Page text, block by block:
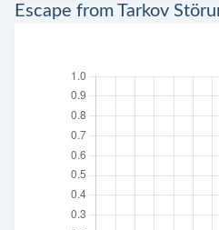
Escape from Tarkov